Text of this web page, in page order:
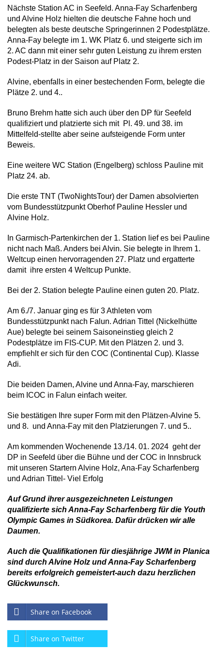
Nächste Station AC in Seefeld. Anna-Fay Scharfenberg
und Alvine Holz hielten die deutsche Fahne hoch und
belegten als beste deutsche Springerinnen 2 Podestplätze.
Anna-Fay belegte im 1. WK Platz 6. und steigerte sich im
2. AC dann mit einer sehr guten Leistung zu ihrem ersten
Podest-Platz in der Saison auf Platz 2.
Alvine, ebenfalls in einer bestechenden Form, belegte die
Plätze 2. und 4..
Bruno Brehm hatte sich auch über den DP für Seefeld
qualifiziert und platzierte sich mit Pl. 49. und 38. im
Mittelfeld-stellte aber seine aufsteigende Form unter
Beweis.
Eine weitere WC Station (Engelberg) schloss Pauline mit
Platz 24. ab.
Die erste TNT (TwoNightsTour) der Damen absolvierten
vom Bundesstützpunkt Oberhof Pauline Hessler und
Alvine Holz.
In Garmisch-Partenkirchen der 1. Station lief es bei Pauline
nicht nach Maß. Anders bei Alvin. Sie belegte in Ihrem 1.
Weltcup einen hervorragenden 27. Platz und ergatterte
damit ihre ersten 4 Weltcup Punkte.
Bei der 2. Station belegte Pauline einen guten 20. Platz.
Am 6./7. Januar ging es für 3 Athleten vom
Bundesstützpunkt nach Falun. Adrian Tittel (Nickelhütte
Aue) belegte bei seinem Saisoneinstieg gleich 2
Podestplätze im FIS-CUP. Mit den Plätzen 2. und 3.
empfiehlt er sich für den COC (Continental Cup). Klasse
Adi.
Die beiden Damen, Alvine und Anna-Fay, marschieren
beim ICOC in Falun einfach weiter.
Sie bestätigen Ihre super Form mit den Plätzen-Alvine 5.
und 8. und Anna-Fay mit den Platzierungen 7. und 5..
Am kommenden Wochenende 13./14. 01. 2024 geht der
DP in Seefeld über die Bühne und der COC in Innsbruck
mit unseren Startern Alvine Holz, Ana-Fay Scharfenberg
und Adrian Tittel- Viel Erfolg
Auf Grund ihrer ausgezeichneten Leistungen
qualifizierte sich Anna-Fay Scharfenberg für die Youth
Olympic Games in Südkorea. Dafür drücken wir alle
Daumen.
Auch die Qualifikationen für diesjährige JWM in Planica
sind durch Alvine Holz und Anna-Fay Scharfenberg
bereits erfolgreich gemeistert-auch dazu herzlichen
Glückwunsch.
Share on Facebook
Share on Twitter